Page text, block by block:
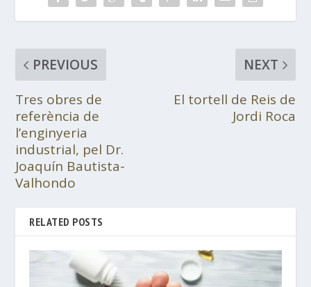
PREVIOUS
Tres obres de
referència de
l’enginyeria
industrial, pel Dr.
Joaquín Bautista-
Valhondo
NEXT
El tortell de Reis de
Jordi Roca
RELATED POSTS